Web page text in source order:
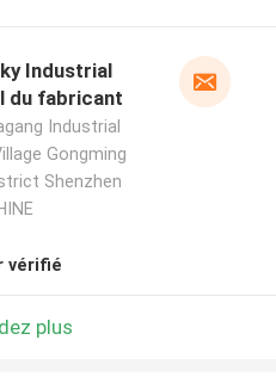
Industrial
du fabricant
Industrial
Gongming
Shenzhen
vérifié
plus